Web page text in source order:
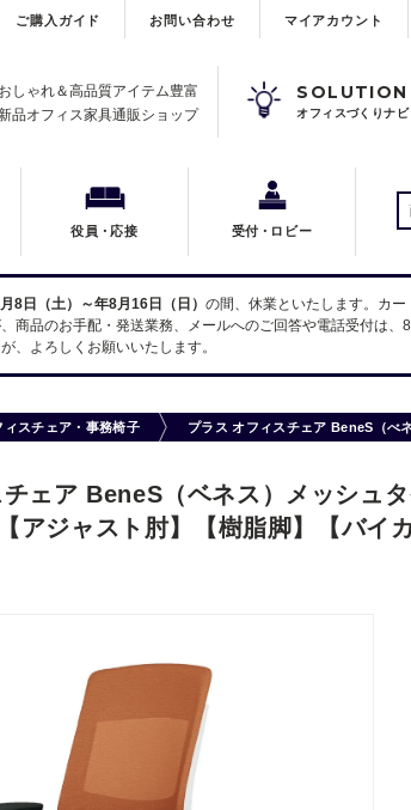
おしゃれ＆高品質アイテム豊富
品オフィス家具通販ショップ
ご購入ガイド お問い合わせ マイアカウント
役員 ・応接 受付・ ロビー
SOLUTION
オフィスづくりナビ
8日（土）～年8月16日（日） の間、休業といたします。カ
商品のお手配・発送業務、メールへのご回答や電話受付は
、よろしくお願いいたします。
ィスチェア・事務椅子 プラス オフィスチェア BeneS（べ
ェア BeneS（ベネス）メッシュ
アジャスト肘】【樹脂脚】【バイ